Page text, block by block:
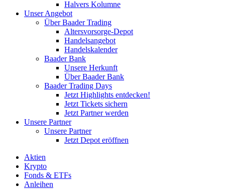
Halvers Kolumne
Unser Angebot
Über Baader Trading
Altersvorsorge-Depot
Handelsangebot
Handelskalender
Baader Bank
Unsere Herkunft
Über Baader Bank
Baader Trading Days
Jetzt Highlights entdecken!
Jetzt Tickets sichern
Jetzt Partner werden
Unsere Partner
Unsere Partner
Jetzt Depot eröffnen
Aktien
Krypto
Fonds & ETFs
Anleihen